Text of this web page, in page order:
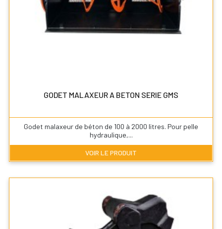
GODET MALAXEUR A BETON SERIE GMS
Godet malaxeur de béton de 100 à 2000 litres. Pour pelle
hydraulique,...
VOIR LE PRODUIT